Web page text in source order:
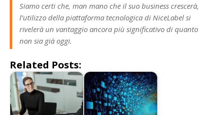
Siamo certi che, man mano che il suo business crescerà,
l’utilizzo della piattaforma tecnologica di NiceLabel si
rivelerà un vantaggio ancora più significativo di quanto
non sia già oggi.
Related Posts: